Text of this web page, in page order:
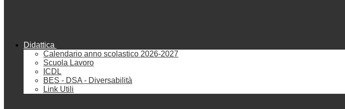
Didattica
Calendario anno scolastico 2026-2027
Scuola Lavoro
ICDL
BES - DSA - Diversabilità
Link Utili